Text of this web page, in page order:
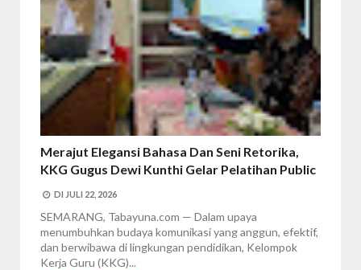
Merajut Elegansi Bahasa Dan Seni Retorika,
KKG Gugus Dewi Kunthi Gelar Pelatihan Public
DI JULI 22, 2026
SEMARANG, Tabayuna.com — Dalam upaya
menumbuhkan budaya komunikasi yang anggun, efektif,
dan berwibawa di lingkungan pendidikan, Kelompok
Kerja Guru (KKG)...